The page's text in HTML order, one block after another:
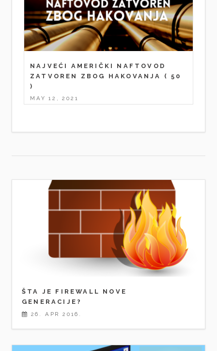
NAJVEĆI AMERIČKI NAFTOVOD
ZATVOREN ZBOG HAKOVANJA
( 50
)
MAY 12, 2021
ŠTA JE FIREWALL NOVE
GENERACIJE?
26. APR 2016.